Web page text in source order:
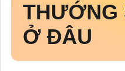
THƯỚNG
Ở ĐÂU